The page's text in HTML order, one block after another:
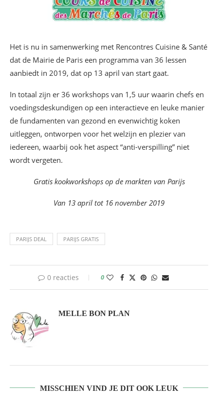
Het is nu in samenwerking met Rencontres Cuisine & Santé
dat de Mairie de Paris een programma van 36 lessen
aanbiedt in 2019, dat op 13 april van start gaat.
In totaal zijn er 36 workshops van 1,5 uur waarin chefs en
voedingsdeskundigen op een interactieve en leuke manier
de fundamenten van gezond en evenwichtig koken
uitleggen, ontworpen voor het welzijn en plezier van
iedereen, waarbij ook het aspect “anti-verspilling” niet
wordt vergeten.
Gratis kookworkshops op de markten van Parijs
Van 13 april tot 16 november 2019
PARIJS DEAL PARIJS GRATIS
0 reacties 0
MELLE BON PLAN
MISSCHIEN VIND JE DIT OOK LEUK